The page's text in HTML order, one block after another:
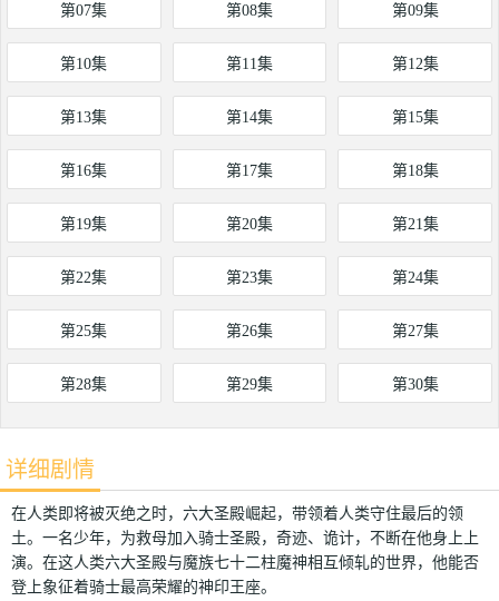
第07集 第08集 第09集
第10集 第11集 第12集
第13集 第14集 第15集
第16集 第17集 第18集
第19集 第20集 第21集
第22集 第23集 第24集
第25集 第26集 第27集
第28集 第29集 第30集
详细剧情
在人类即将被灭绝之时，六大圣殿崛起，带领着人类守住最后的领
土。一名少年，为救母加入骑士圣殿，奇迹、诡计，不断在他身上上
演。在这人类六大圣殿与魔族七十二柱魔神相互倾轧的世界，他能否
登上象征着骑士最高荣耀的神印王座。